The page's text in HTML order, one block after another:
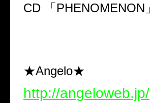
CD 「PHENOMENON」
★Angelo★
http://angeloweb.jp/